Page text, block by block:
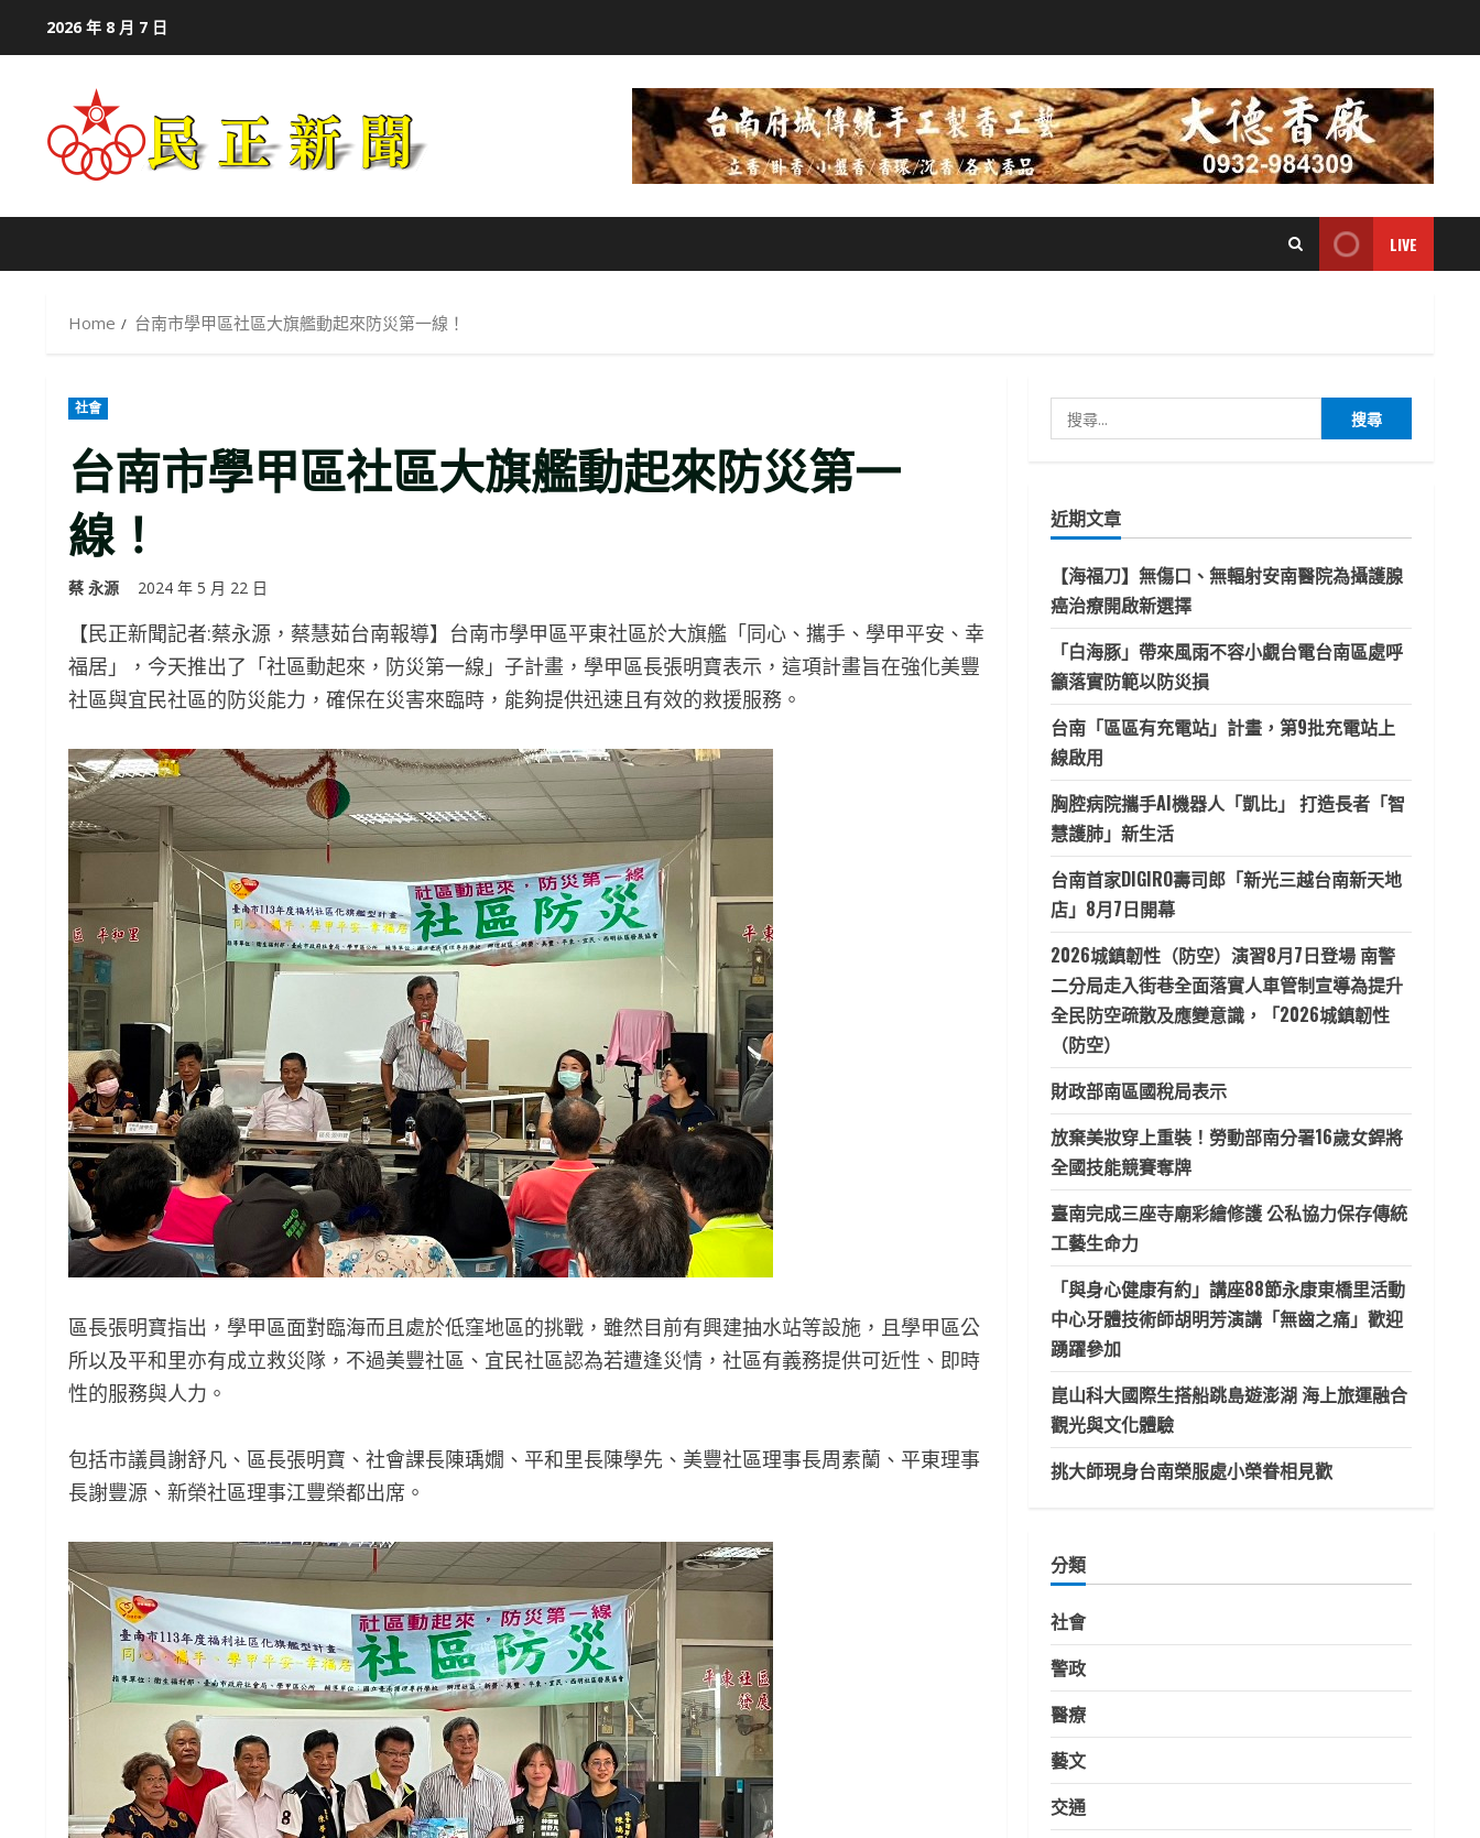
2026 年 8 月 7 日
LIVE
Home 台南市學甲區社區大旗艦動起來防災第一線！
社會
台南市學甲區社區大旗艦動起來防災第一
線！
蔡 永源 2024 年 5 月 22 日
【民正新聞記者:蔡永源，蔡慧茹台南報導】台南市學甲區平東社區於大旗艦「同心、攜手、學甲平安、幸
福居」，今天推出了「社區動起來，防災第一線」子計畫，學甲區長張明寶表示，這項計畫旨在強化美豐
社區與宜民社區的防災能力，確保在災害來臨時，能夠提供迅速且有效的救援服務。
區長張明寶指出，學甲區面對臨海而且處於低窪地區的挑戰，雖然目前有興建抽水站等設施，且學甲區公
所以及平和里亦有成立救災隊，不過美豐社區、宜民社區認為若遭逢災情，社區有義務提供可近性、即時
性的服務與人力。
包括市議員謝舒凡、區長張明寶、社會課長陳瑀嫺、平和里長陳學先、美豐社區理事長周素蘭、平東理事
長謝豐源、新榮社區理事江豐榮都出席。
尋
字:
近期文章
【海福刀】無傷口、無輻射安南醫院為攝護腺
癌治療開啟新選擇
「白海豚」帶來風雨不容小覷台電台南區處呼
籲落實防範以防災損
台南「區區有充電站」計畫，第9批充電站上
線啟用
胸腔病院攜手AI機器人「凱比」 打造長者「智
慧護肺」新生活
台南首家DIGIRO壽司郎「新光三越台南新天地
店」8月7日開幕
2026城鎮韌性（防空）演習8月7日登場 南警
二分局走入街巷全面落實人車管制宣導為提升
全民防空疏散及應變意識，「2026城鎮韌性
（防空）
財政部南區國稅局表示
放棄美妝穿上重裝！勞動部南分署16歲女銲將
全國技能競賽奪牌
臺南完成三座寺廟彩繪修護 公私協力保存傳統
工藝生命力
「與身心健康有約」講座88節永康東橋里活動
中心牙體技術師胡明芳演講「無齒之痛」歡迎
踴躍參加
崑山科大國際生搭船跳島遊澎湖 海上旅運融合
觀光與文化體驗
挑大師現身台南榮服處小榮眷相見歡
分類
社會
警政
醫療
藝文
交通